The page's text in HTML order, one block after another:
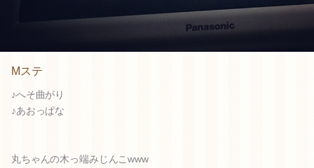
Mステ
♪へそ曲がり
♪あおっぱな
丸ちゃんの木っ端みじんこwww